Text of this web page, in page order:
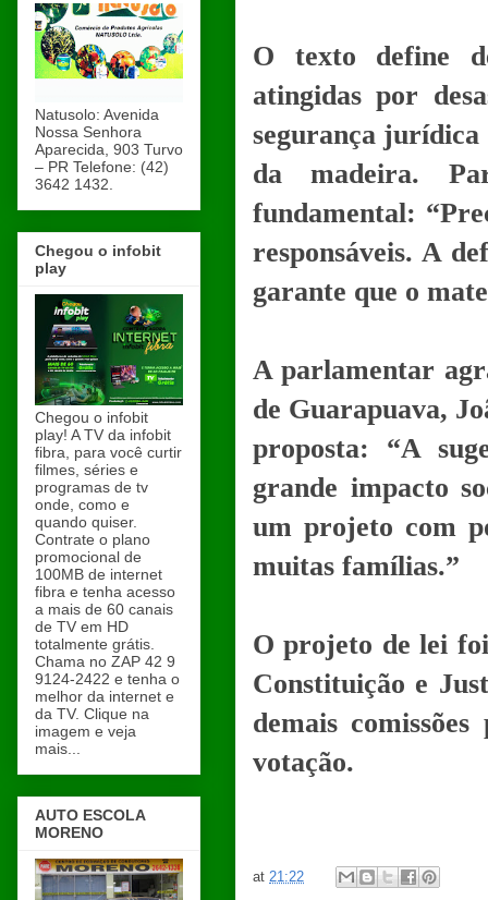
O texto define
atingidas por
segurança jurídica
da madeira.
fundamental:
responsáveis. A
garante que o
A parlamentar
de Guarapuava,
proposta: “A
grande impacto
um projeto com
muitas famílias.”
O projeto de lei
Constituição e
demais
votação.
at 21:22
Natusolo: Avenida
Nossa Senhora
Aparecida, 903 Turvo
– PR Telefone: (42)
3642 1432.
Chegou o infobit
play
Chegou o infobit
play! A TV da infobit
fibra, para você curtir
filmes, séries e
programas de tv
onde, como e
quando quiser.
Contrate o plano
promocional de
100MB de internet
fibra e tenha acesso
a mais de 60 canais
de TV em HD
totalmente grátis.
Chama no ZAP 42 9
9124-2422 e tenha o
melhor da internet e
da TV. Clique na
imagem e veja
mais...
AUTO ESCOLA
MORENO